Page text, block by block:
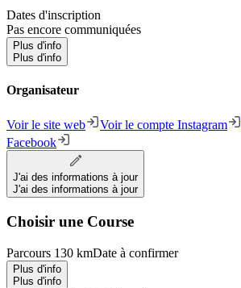
Dates d'inscription
Pas encore communiquées
Plus d'info
Plus d'info
Organisateur
Voir le site web Voir le compte Instagram
Facebook
J'ai des informations à jour
J'ai des informations à jour
Choisir une Course
Parcours 130 kmDate à confirmer
Plus d'info
Plus d'info